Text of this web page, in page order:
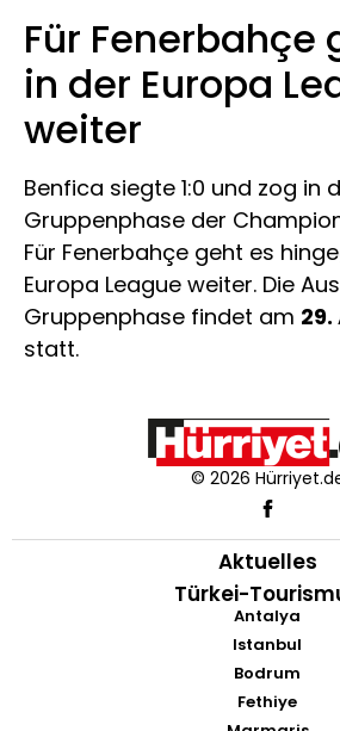
Für Fenerbahçe
in der Europa
weiter
Benfica siegte 1:0 und zog in
Gruppenphase der
Für Fenerbahçe geht es
Europa League weiter. Die
Gruppenphase findet am
statt.
© 2026
Aktuelles
Türkei-
Antalya
Istanbul
Bodrum
Fethiye